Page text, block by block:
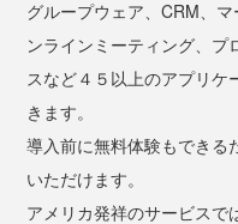
グループウェア、CRM、
ンラインミーティング、プ
スなど４５以上のアプリ
きます。
導入前に無料体験もできる
いただけます。
アメリカ発祥のサービスで